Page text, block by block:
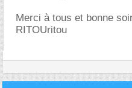
Merci à tous et bonne
RITOUritou